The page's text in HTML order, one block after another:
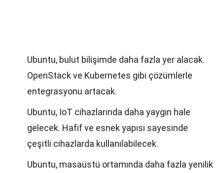
Ubuntu, bulut bilişimde daha fazla yer alacak.
OpenStack ve Kubernetes gibi çözümlerle
entegrasyonu artacak.
Ubuntu, IoT cihazlarında daha yaygın hale
gelecek. Hafif ve esnek yapısı sayesinde
çeşitli cihazlarda kullanılabilecek.
Ubuntu, masaüstü ortamında daha fazla yenilik